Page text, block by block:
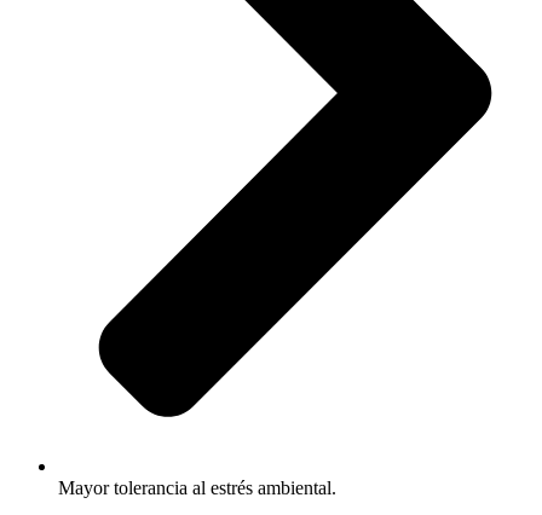
Mayor tolerancia al estrés ambiental.